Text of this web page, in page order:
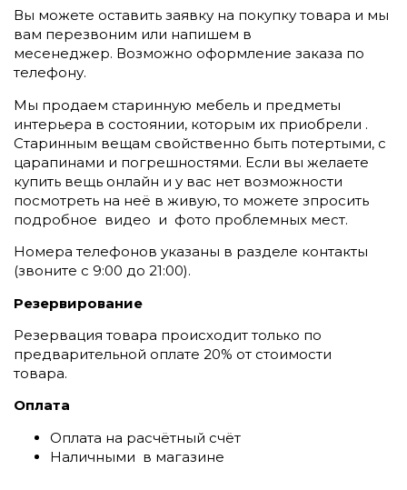
Вы можете оставить заявку на покупку товара и мы
вам перезвоним или напишем в
месенеджер. Возможно оформление заказа по
телефону.
Мы продаем старинную мебель и предметы
интерьера в состоянии, которым их приобрели .
Старинным вещам свойственно быть потертыми, с
царапинами и погрешностями. Если вы желаете
купить вещь онлайн и у вас нет возможности
посмотреть на неё в живую, то можете зпросить
подробное видео и фото проблемных мест.
Номера телефонов указаны в разделе контакты
(звоните c 9:00 до 21:00).
Резервирование
Резервация товара происходит только по
предварительной оплате 20% от стоимости
товара.
Оплата
Оплата на расчётный счёт
Наличными в магазине